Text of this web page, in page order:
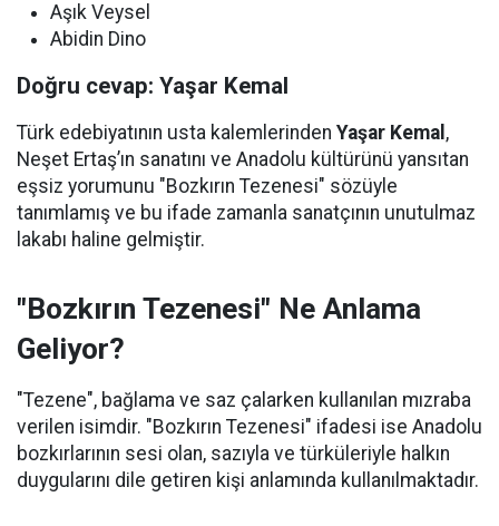
Aşık Veysel
Abidin Dino
Doğru cevap: Yaşar Kemal
Türk edebiyatının usta kalemlerinden Yaşar Kemal ,
Neşet Ertaş’ın sanatını ve Anadolu kültürünü yansıtan
eşsiz yorumunu "Bozkırın Tezenesi" sözüyle
tanımlamış ve bu ifade zamanla sanatçının unutulmaz
lakabı haline gelmiştir.
"Bozkırın Tezenesi" Ne Anlama
Geliyor?
"Tezene", bağlama ve saz çalarken kullanılan mızraba
verilen isimdir. "Bozkırın Tezenesi" ifadesi ise Anadolu
bozkırlarının sesi olan, sazıyla ve türküleriyle halkın
duygularını dile getiren kişi anlamında kullanılmaktadır.